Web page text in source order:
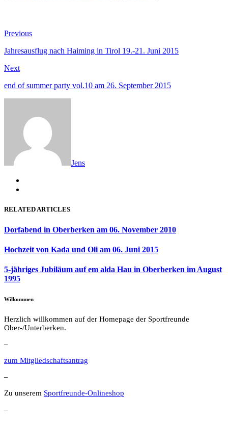
Beitragsnavigation
PreviousPrevious
Jahresausflug nach Haiming in Tirol 19.-21. Juni 2015
NextNext
end of summer party vol.10 am 26. September 2015
Jens
RELATED ARTICLES
Dorfabend in Oberberken am 06. November 2010
Hochzeit von Kada und Oli am 06. Juni 2015
5-jähriges Jubiläum auf em alda Hau in Oberberken im August
1995
Wilkommen
Herzlich willkommen auf der Homepage der Sportfreunde
Ober-/Unterberken.
–
zum Mitgliedschaftsantrag
–
Zu unserem Sportfreunde-Onlineshop
–